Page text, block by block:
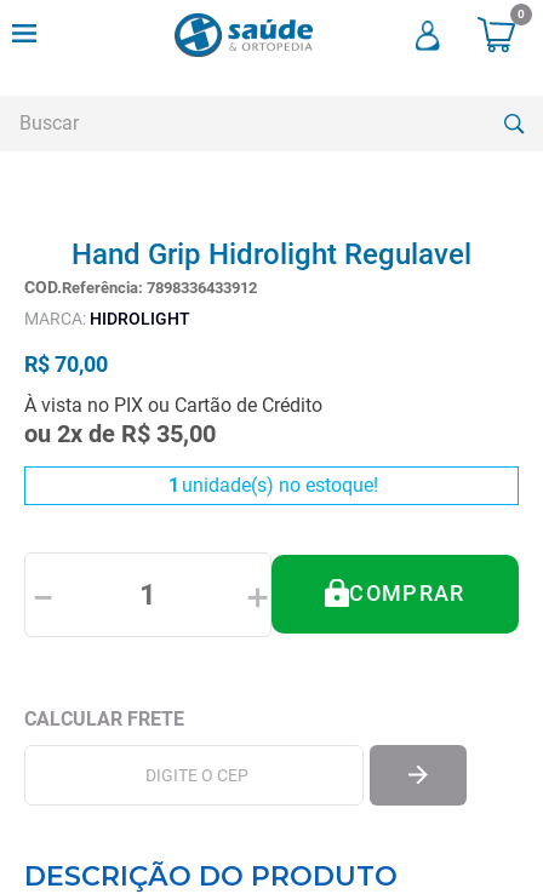
0
Hand Grip Hidrolight Regulavel
Referência: 7898336433912
MARCA: HIDROLIGHT
R$70,00
À vista no PIX ou Cartão de Crédito
ou 2x de R$ 35,00
1 unidade(s) no estoque!
＋
－ COMPRAR
DESCRIÇÃO DO PRODUTO
andadores
2º
meia compressao
cadeira higienica
5º
tipoia
6º
muleta
7º
munique
8º
almofadas
º
imobilizador joelho
10º ortese polegar punho